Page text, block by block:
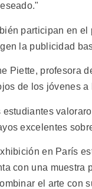
participan en
la publicidad
Piette, profesora
de los jóvenes
estudiantes
excelentes
en París
con una muestra
el arte con